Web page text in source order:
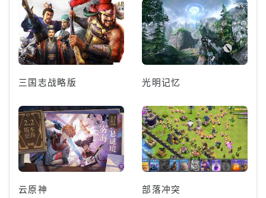
三国志战略版 光明记忆
云原神 部落冲突